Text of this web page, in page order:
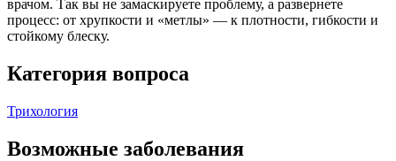
врачом. Так вы не замаскируете проблему, а развернете
процесс: от хрупкости и «метлы» — к плотности, гибкости и
стойкому блеску.
Категория вопроса
Трихология
Возможные заболевания